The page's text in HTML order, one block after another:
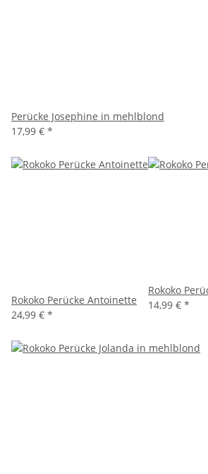
Perücke Josephine in mehlblond
17,99 € *
Rokoko Perücke Antoinette
24,99 € *
Rokoko
14,99 € *